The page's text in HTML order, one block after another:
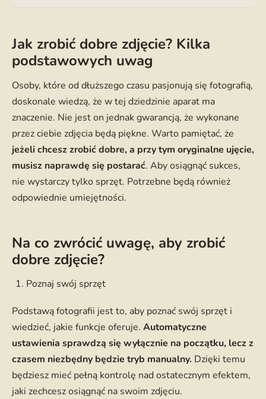
Jak zrobić dobre zdjęcie? Kilka
podstawowych uwag
Osoby, które od dłuższego czasu pasjonują się fotografią,
doskonale wiedzą, że w tej dziedzinie aparat ma
znaczenie. Nie jest on jednak gwarancją, że wykonane
przez ciebie zdjęcia będą piękne. Warto pamiętać, że
jeżeli chcesz zrobić dobre, a przy tym oryginalne ujęcie,
musisz naprawdę się postarać. Aby osiągnąć sukces,
nie wystarczy tylko sprzęt. Potrzebne będą również
odpowiednie umiejętności.
Na co zwrócić uwagę, aby zrobić
dobre zdjęcie?
Poznaj swój sprzęt
Podstawą fotografii jest to, aby poznać swój sprzęt i
wiedzieć, jakie funkcje oferuje. Automatyczne
ustawienia sprawdzą się wyłącznie na początku, lecz z
czasem niezbędny będzie tryb manualny. Dzięki temu
będziesz mieć pełną kontrolę nad ostatecznym efektem,
jaki zechcesz osiągnąć na swoim zdjęciu.